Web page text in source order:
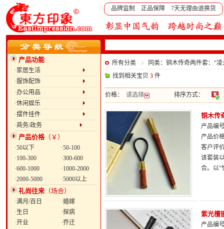
品牌监制 正品保障 7天无理由退换货
产品功能
·家居生活
·服饰配饰
·办公用品
·休闲娱乐
·摆件挂件
·商务/政务
产品价格（￥）
·50以下
·50-100
·100-300
·300-600
·600-1000
·1000-2000
·2000-5000
·5000以上
礼尚往来 （场合）
·满月/百日
·婚嫁
·生日
·探病
·开业
·乔迁
所有分类
同类：铜木传奇两件套：“
找到相关宝贝 3 件
价格： 请选择 排序方式：
铜木传
产品编
产品价
客户评
该套装
合。以“
紫光檀
产品编